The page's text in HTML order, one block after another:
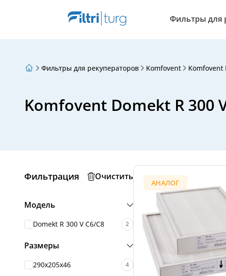
Фильтры для
Фильтры для рекуператоров Komfovent Komfovent
Komfovent Domekt R 300
Фильтрация Очистить
Модель
Domekt R 300 V C6/C8 2
Размеры
290x205x46 4
АНАЛОГ